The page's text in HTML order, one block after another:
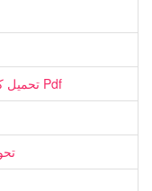
تحميل كتاب تاريخ مصر الاسلامية جمال الدين الشيال Pdf